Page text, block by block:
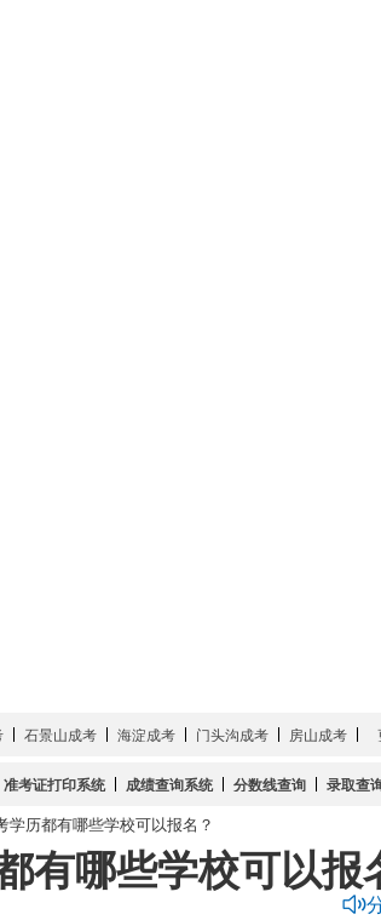
石景山成考 海淀成考 门头沟成考 房山成考
准考证打印系统 成绩查询系统 分数线查询 录取查
学历都有哪些学校可以报名？
有哪些学校可以报